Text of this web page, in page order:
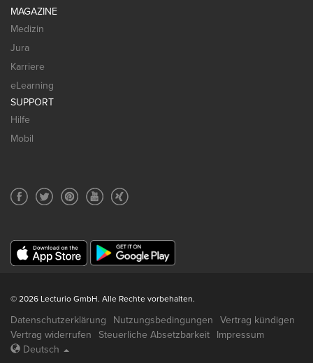
MAGAZINE
Medizin
Jura
Karriere
eLearning
SUPPORT
Hilfe
Mobil
© 2026 Lecturio GmbH. Alle Rechte vorbehalten.
Datenschutzerklärung Nutzungsbedingungen
Vertrag kündigen
Vertrag widerrufen
Steuerliche Absetzbarkeit
Impressum
Deutsch